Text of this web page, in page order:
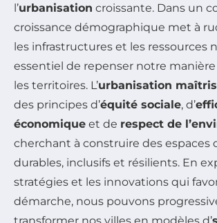
l’urbanisation croissante. Dans un
croissance démographique met à
les infrastructures et les ressources
essentiel de repenser notre manière
les territoires. L’urbanisation
des principes d’équité sociale, d’
économique et de respect de
cherchant à construire des espaces
durables, inclusifs et résilients. En
stratégies et les innovations qui
démarche, nous pouvons